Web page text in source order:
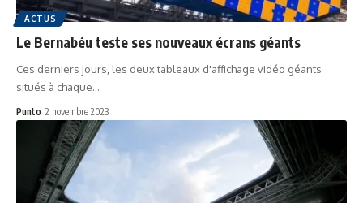
ACTUS
Le Bernabéu teste ses nouveaux écrans géants
Ces derniers jours, les deux tableaux d'affichage vidéo géants
situés à chaque…
Punto 2 novembre 2023